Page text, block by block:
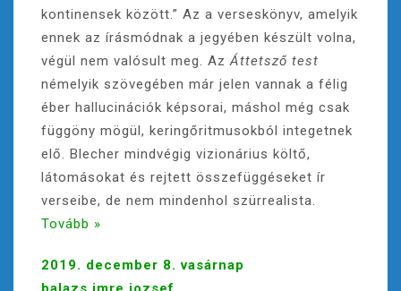
kontinensek között.” Az a verseskönyv, amelyik
ennek az írásmódnak a jegyében készült volna,
végül nem valósult meg. AzÁttetsző test
némelyik szövegében már jelen vannak a félig
éber hallucinációk képsorai, máshol még csak
függöny mögül, keringőritmusokból integetnek
elő. Blecher mindvégig vizionárius költő,
látomásokat és rejtett összefüggéseket ír
verseibe, de nem mindenhol szürrealista.
Tovább »
2019. december 8. vasárnap